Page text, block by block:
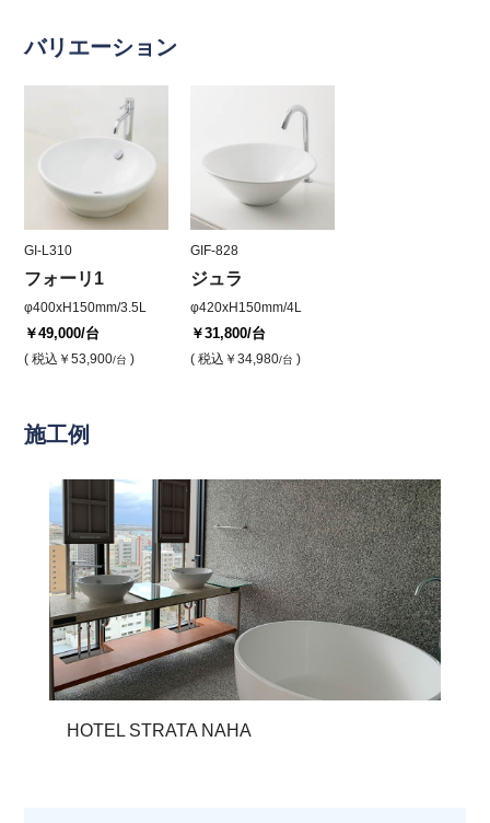
バリエーション
GI-L310
フォーリ1
φ400xH150mm/3.5L
￥49,000/台
( 税込 ￥53,900/台 )
GIF-828
ジュラ
φ420xH150mm/4L
￥31,800/台
( 税込 ￥34,980/台 )
施工例
HOTEL STRATA NAHA